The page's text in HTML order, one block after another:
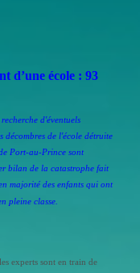
d’une école : 93
d'éventuels
décombres de l'école détruite
Port-au-Prince sont
bilan de la catastrophe fait
majorité des enfants qui ont
pleine classe.
experts sont en train de